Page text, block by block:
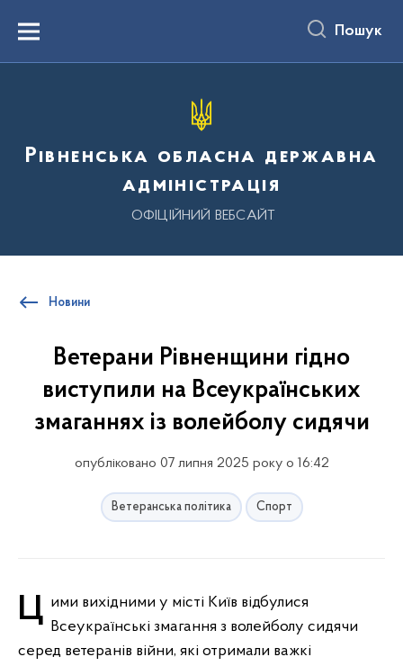
вмістуMenu Пошук
Рівненська обласна державна
адміністрація
ОФІЦІЙНИЙ ВЕБСАЙТ
Новини
Ветерани Рівненщини гідно
виступили на Всеукраїнських
змаганнях із волейболу сидячи
опубліковано 07 липня 2025 року о 16:42
Ветеранська політика Спорт
Цими вихідними у місті Київ відбулися Всеукраїнські змагання з волейболу сидячи
серед ветеранів війни, які отримали важкі